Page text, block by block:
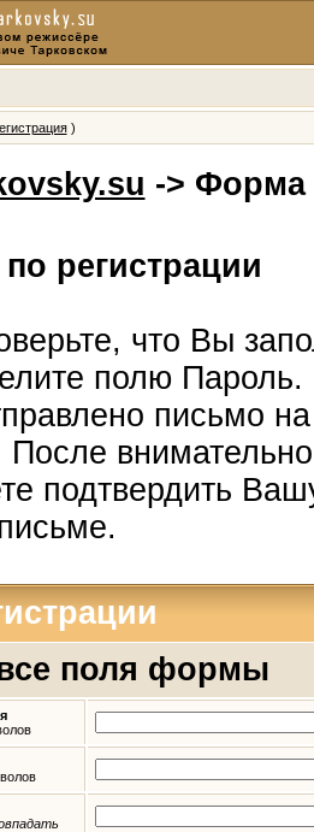
)
-> Форма
регистрации
что Вы
полю Пароль.
письмо
После
подтвердить
поля формы